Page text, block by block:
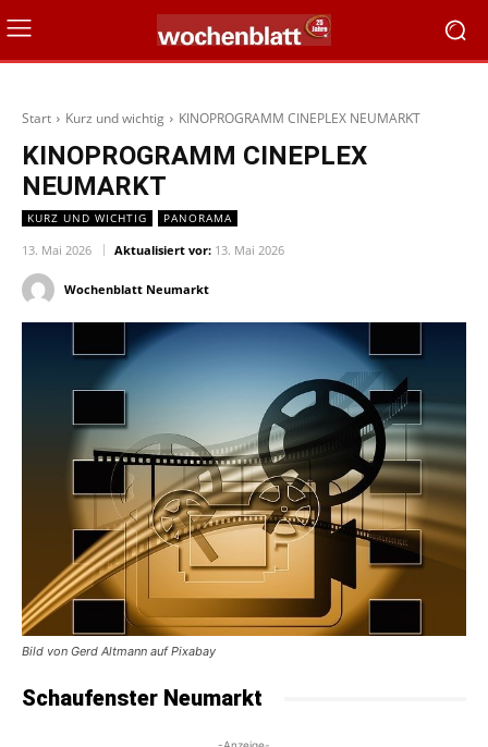
Start Kurz und wichtig KINOPROGRAMM CINEPLEX NEUMARKT
KINOPROGRAMM CINEPLEX
NEUMARKT
KURZ UND WICHTIG PANORAMA
13. Mai 2026 Aktualisiert vor: 13. Mai 2026
Wochenblatt Neumarkt
Bild von Gerd Altmann auf Pixabay
Schaufenster Neumarkt